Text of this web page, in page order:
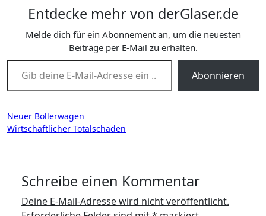
Entdecke mehr von derGlaser.de
Melde dich für ein Abonnement an, um die neuesten
Beiträge per E-Mail zu erhalten.
Gib deine E-Mail-Adresse ein ...
Abonnieren
Beitragsnavigation
Neuer Bollerwagen
Wirtschaftlicher Totalschaden
Schreibe einen Kommentar
Deine E-Mail-Adresse wird nicht veröffentlicht.